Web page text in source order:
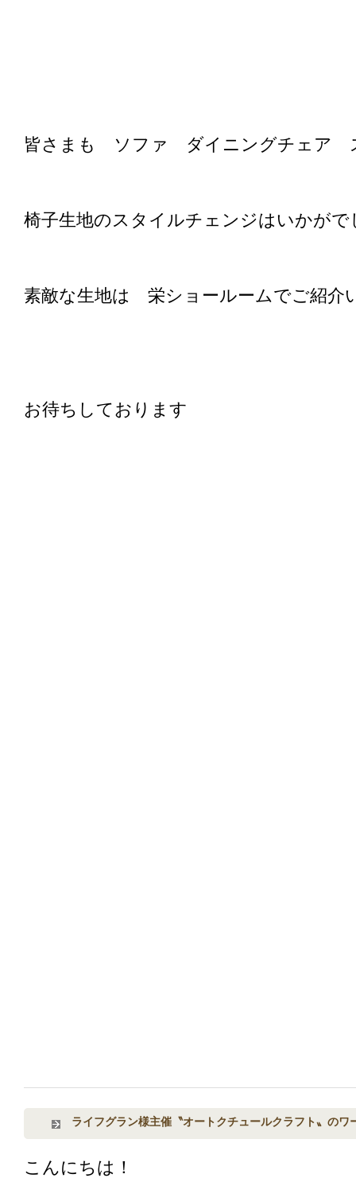
皆さまも ソファ ダイニングチェア
椅子生地のスタイルチェンジはいかがで
素敵な生地は 栄ショールームでご紹介
お待ちしております
ライフグラン様主催〝オートクチュールクラフト〟のワ
こんにちは！